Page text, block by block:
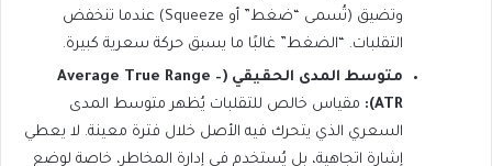
وتضيق (تُسمى “ضغط” أو Squeeze) عندما تنخفض
التقلبات. “الضغط” غالبًا ما يسبق حركة سعرية كبيرة.
متوسط المدى الحقيقي (Average True Range –
ATR):
مقياس خالص للتقلبات يُظهر متوسط المدى
السعري الذي يتحرك فيه الأصل خلال فترة معينة. لا يعطي
إشارة اتجاهية، بل يُستخدم في إدارة المخاطر، خاصة لوضع